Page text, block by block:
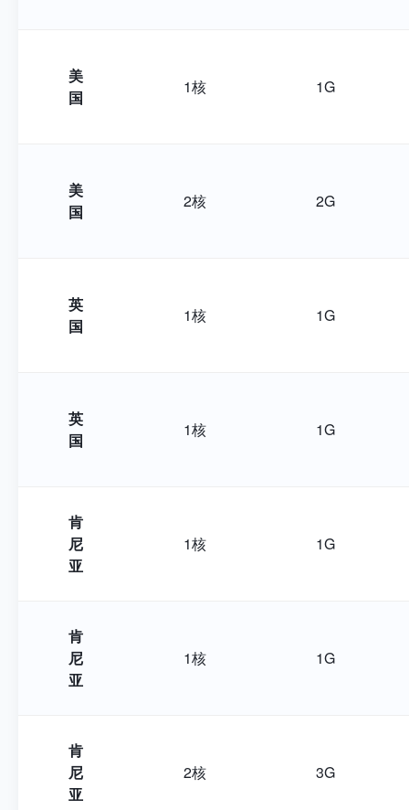
美
国
1核 1G
美
国
2核 2G
英
国
1核 1G
英
国
1核 1G
肯
尼
亚
1核 1G
肯
尼
亚
1核 1G
肯
尼
亚
2核 3G